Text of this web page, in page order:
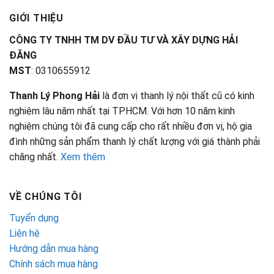
GIỚI THIỆU
CÔNG TY TNHH TM DV ĐẦU TƯ VÀ XÂY DỰNG HẢI
ĐĂNG
MST: 0310655912
Thanh Lý Phong Hải là đơn vị thanh lý nội thất cũ có kinh
nghiệm lâu năm nhất tại TPHCM. Với hơn 10 năm kinh
nghiệm chúng tôi đã cung cấp cho rất nhiều đơn vị, hộ gia
đình những sản phẩm thanh lý chất lượng với giá thành phải
chăng nhất. Xem thêm
VỀ CHÚNG TÔI
Tuyển dụng
Liên hệ
Hướng dẫn mua hàng
Chính sách mua hàng